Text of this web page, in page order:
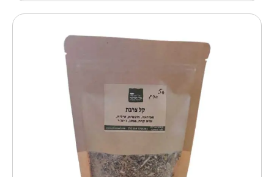
ניתן
לבחור
את
האפשרויות
המוצר